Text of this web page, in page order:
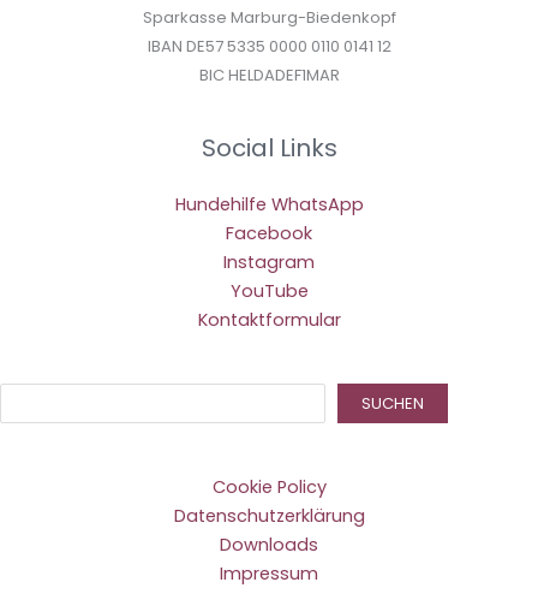
Sparkasse Marburg-Biedenkopf
IBAN DE57 5335 0000 0110 0141 12
BIC HELDADEF1MAR
Social Links
Hundehilfe WhatsApp
Facebook
Instagram
YouTube
Kontaktformular
SUCHEN
Cookie Policy
Datenschutzerklärung
Downloads
Impressum